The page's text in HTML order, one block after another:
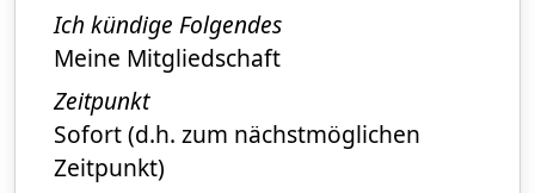
Ich kündige Folgendes
Meine Mitgliedschaft
Zeitpunkt
Sofort (d.h. zum nächstmöglichen
Zeitpunkt)